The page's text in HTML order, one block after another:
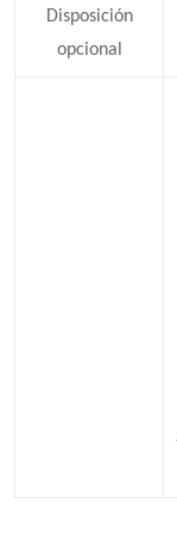
Disposición
opcional